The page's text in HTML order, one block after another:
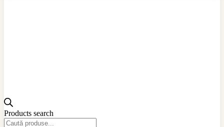
Products search